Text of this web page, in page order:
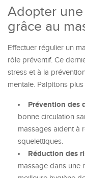
Adopter
grâce au
Effectuer régulier un
rôle préventif. Ce
stress et à la
mentale. Palpitons
Prévention des
bonne circulation
massages aident à
squelettiques.
Réduction des
massage dans une